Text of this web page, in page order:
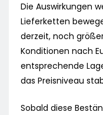
Die Auswirkungen
Lieferketten
derzeit, noch
Konditionen nach
entsprechende
das Preisniveau
Sobald diese